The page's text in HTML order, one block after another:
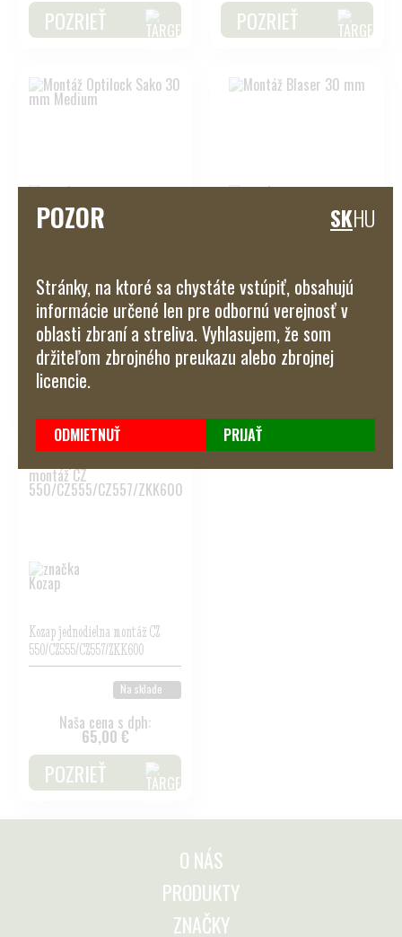
POZRIEŤ POZRIEŤ
Nie je na sklade
Naša cena s dph:
156,00 €
POZRIEŤ
Na sklade
Naša cena s dph:
345,00 €
Kozap jednodielna montáž CZ
550/CZ555/CZ557/ZKK600
Na sklade
Naša cena s dph:
65,00 €
POZRIEŤ
O NÁS
PRODUKTY
ZNAČKY
POZOR SKHU
Stránky, na ktoré sa chystáte vstúpiť, obsahujú
informácie určené len pre odbornú verejnosť v
oblasti zbraní a streliva. Vyhlasujem, že som
držiteľom zbrojného preukazu alebo zbrojnej
licencie.
ODMIETNUŤ PRIJAŤ